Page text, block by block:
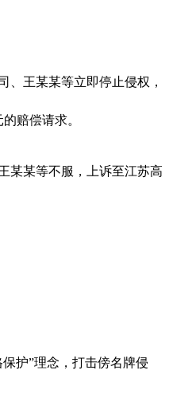
王某某等立即停止侵权，
赔偿请求。
某等不服，上诉至江苏高
护”理念，打击傍名牌侵